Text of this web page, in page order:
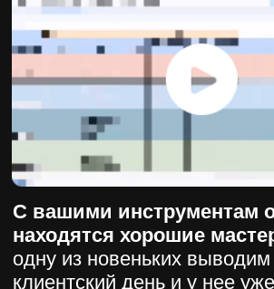
2. 150 источников привлечения